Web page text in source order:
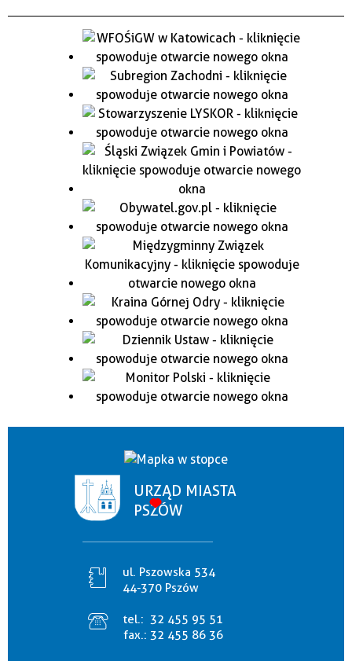
URZĄD MIASTA
PSZÓW
ul. Pszowska 534
44-370 Pszów
tel.: 32 455 95 51
fax.: 32 455 86 36